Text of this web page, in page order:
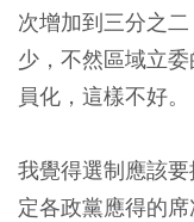
次增加到三分之
少，不然區域立
員化，這樣不好。
我覺得選制應該
定各政黨應得的